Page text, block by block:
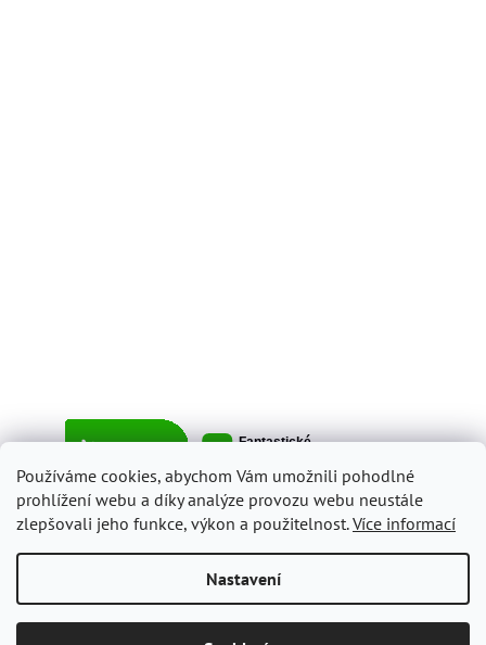
Používáme cookies, abychom Vám umožnili pohodlné
prohlížení webu a díky analýze provozu webu neustále
zlepšovali jeho funkce, výkon a použitelnost.Více informací
Nastavení
Copyright 2026ItalyShop.cz. Všechna práva vyhrazena.Upravit